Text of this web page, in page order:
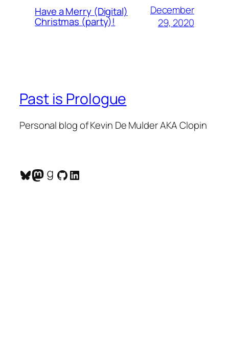
Have a Merry (Digital)
Christmas (party)!
December
29, 2020
Past is Prologue
Personal blog of Kevin De Mulder AKA Clopin
Bluesky
Mastodon
Goodreads
GitHub
LinkedIn